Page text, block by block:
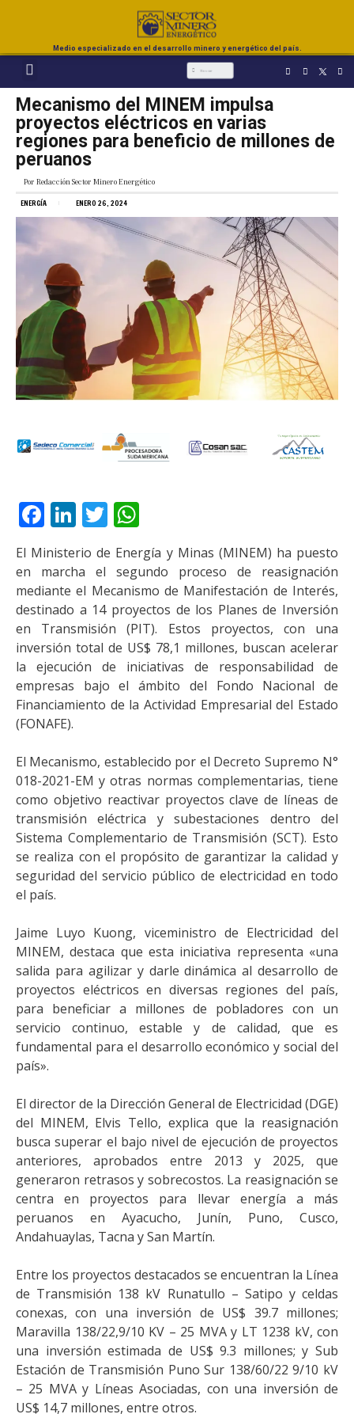
Medio especializado en el desarrollo minero y energético del país.
Mecanismo del MINEM impulsa
proyectos eléctricos en varias
regiones para beneficio de millones de
peruanos
Por Redacción Sector Minero Energético
ENERGÍA ENERO 26, 2024
Facebook
LinkedIn
Twitter
El Ministerio de Energía y Minas (MINEM) ha puesto
en marcha el segundo proceso de reasignación
mediante el Mecanismo de Manifestación de Interés,
destinado a 14 proyectos de los Planes de Inversión
en Transmisión (PIT). Estos proyectos, con una
inversión total de US$ 78,1 millones, buscan acelerar
la ejecución de iniciativas de responsabilidad de
empresas bajo el ámbito del Fondo Nacional de
Financiamiento de la Actividad Empresarial del Estado
(FONAFE).
El Mecanismo, establecido por el Decreto Supremo N°
018-2021-EM y otras normas complementarias, tiene
como objetivo reactivar proyectos clave de líneas de
transmisión eléctrica y subestaciones dentro del
Sistema Complementario de Transmisión (SCT). Esto
se realiza con el propósito de garantizar la calidad y
seguridad del servicio público de electricidad en todo
el país.
Jaime Luyo Kuong, viceministro de Electricidad del
MINEM, destaca que esta iniciativa representa «una
salida para agilizar y darle dinámica al desarrollo de
proyectos eléctricos en diversas regiones del país,
para beneficiar a millones de pobladores con un
servicio continuo, estable y de calidad, que es
fundamental para el desarrollo económico y social del
país».
El director de la Dirección General de Electricidad (DGE)
del MINEM, Elvis Tello, explica que la reasignación
busca superar el bajo nivel de ejecución de proyectos
anteriores, aprobados entre 2013 y 2025, que
generaron retrasos y sobrecostos. La reasignación se
centra en proyectos para llevar energía a más
peruanos en Ayacucho, Junín, Puno, Cusco,
Andahuaylas, Tacna y San Martín.
Entre los proyectos destacados se encuentran la Línea
de Transmisión 138 kV Runatullo – Satipo y celdas
conexas, con una inversión de US$ 39.7 millones;
Maravilla 138/22,9/10 KV – 25 MVA y LT 1238 kV, con
una inversión estimada de US$ 9.3 millones; y Sub
Estación de Transmisión Puno Sur 138/60/22 9/10 kV
– 25 MVA y Líneas Asociadas, con una inversión de
US$ 14,7 millones, entre otros.